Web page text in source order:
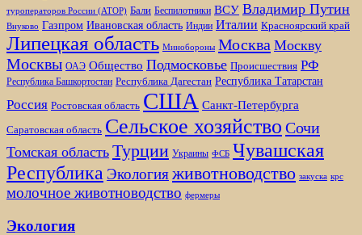
туроператоров России (АТОР) Бали Беспилотники ВСУ Владимир Путин
Внуково Газпром Ивановская область Индии Италии Красноярский край
Липецкая область Минобороны Москва Москву
Москвы ОАЭ Общество Подмосковье Происшествия РФ
Республика Башкортостан Республика Дагестан Республика Татарстан
Россия Ростовская область США Санкт-Петербурга
Саратовская область Сельское хозяйство Сочи
Томская область Турции Украины ФСБ Чувашская
Республика Экологияживотноводство закуска крс
молочное животноводство фермеры
Экология